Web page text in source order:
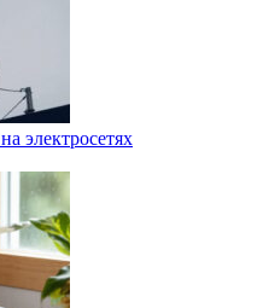
электросетях